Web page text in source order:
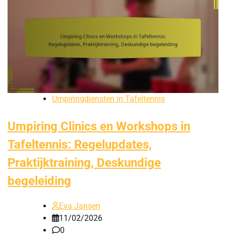
Umpiringdiensten in Tafeltennis
Umpiring Clinics en Workshops in
Tafeltennis: Regelupdates,
Praktijktraining, Deskundige
begeleiding
Eva Jansen
11/02/2026
0